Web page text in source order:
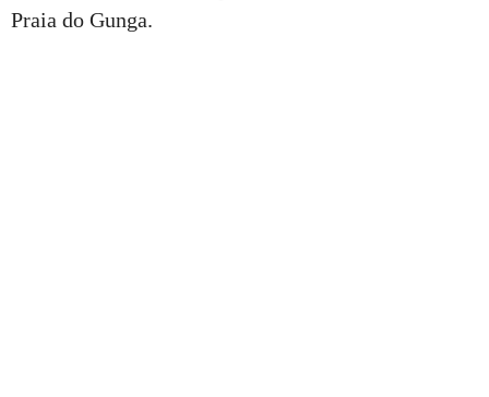
Praia do Gunga.